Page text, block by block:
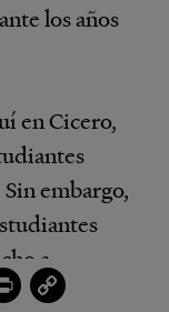
los años
en Cicero,
embargo,
a
PrintCopy
Link